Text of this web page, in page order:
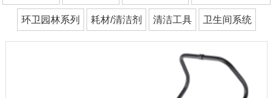
环卫园林系列 耗材/清洁剂 清洁工具 卫生间系统